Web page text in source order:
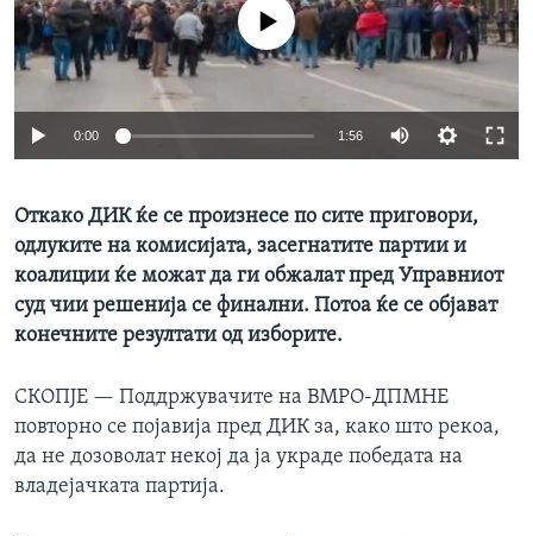
ИНТЕРВЈУА
Јазици
No media source currently available
0:00 1:56
Откако ДИК ќе се произнесе по сите приговори,
одлуките на комисијата, засегнатите партии и
коалиции ќе можат да ги обжалат пред Управниот
суд чии решенија се финални. Потоа ќе се објават
конечните резултати од изборите.
СКОПЈЕ — Поддржувачите на ВМРО-ДПМНЕ
повторно се појавија пред ДИК за, како што рекоа,
да не дозоволат некој да ја украде победата на
владејачката партија.